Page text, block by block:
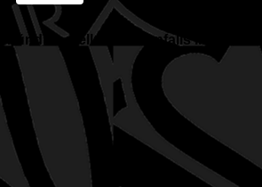
Für dich vielleicht ebenfalls